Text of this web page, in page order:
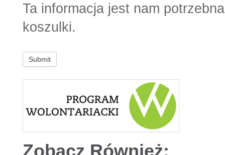
Ta informacja jest nam
koszulki.